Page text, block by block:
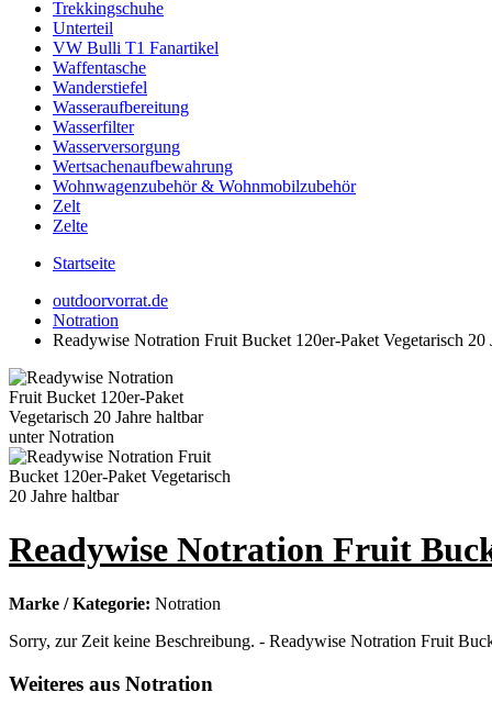
Trekkingschuhe
Unterteil
VW Bulli T1 Fanartikel
Waffentasche
Wanderstiefel
Wasseraufbereitung
Wasserfilter
Wasserversorgung
Wertsachenaufbewahrung
Wohnwagenzubehör & Wohnmobilzubehör
Zelt
Zelte
Startseite
outdoorvorrat.de
Notration
Readywise Notration Fruit Bucket 120er-Paket Vegetarisch 20
Readywise Notration Fruit
Marke / Kategorie: Notration
Sorry, zur Zeit keine Beschreibung. - Readywise Notration Fruit
Weiteres aus Notration